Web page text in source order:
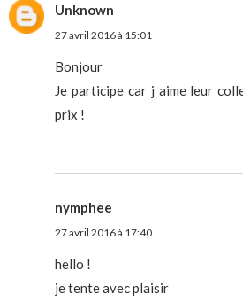
Unknown
27 avril 2016 à 15:01
Bonjour
Je participe car j aime leur
prix !
nymphee
27 avril 2016 à 17:40
hello !
je tente avec plaisir